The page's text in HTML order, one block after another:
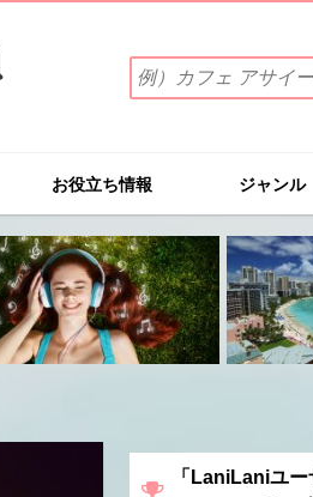
索
ワ
を
入
力
(例）
カ
フ
ェ
イ
ー
お役立ち情報 ジャンル
「LaniLaniユ